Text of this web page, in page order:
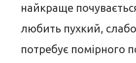
найкраще почувається
любить пухкий,
потребує помірного